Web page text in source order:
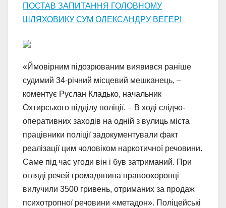
ПОСТАВ ЗАПИТАННЯ ГОЛОВНОМУ
ШЛЯХОВИКУ СУМ ОЛЕКСАНДРУ ВЕГЕРІ
«Ймовірним підозрюваним виявився раніше
судимий 34-річний місцевий мешканець, –
коментує Руслан Кладько, начальник
Охтирського відділу поліції. – В ході слідчо-
оперативних заходів на одній з вулиць міста
працівники поліції задокументували факт
реалізації цим чоловіком наркотичної речовини.
Саме під час угоди він і був затриманий. При
огляді речей громадянина правоохоронці
вилучили 3500 гривень, отриманих за продаж
психотропної речовини «метадон». Поліцейські